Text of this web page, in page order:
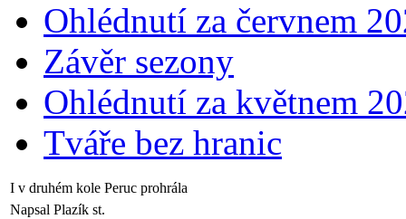
Ohlédnutí za červnem
Závěr sezony
Ohlédnutí za květnem
Tváře bez hranic
I v druhém kole Peruc prohrála
Napsal Plazík st.